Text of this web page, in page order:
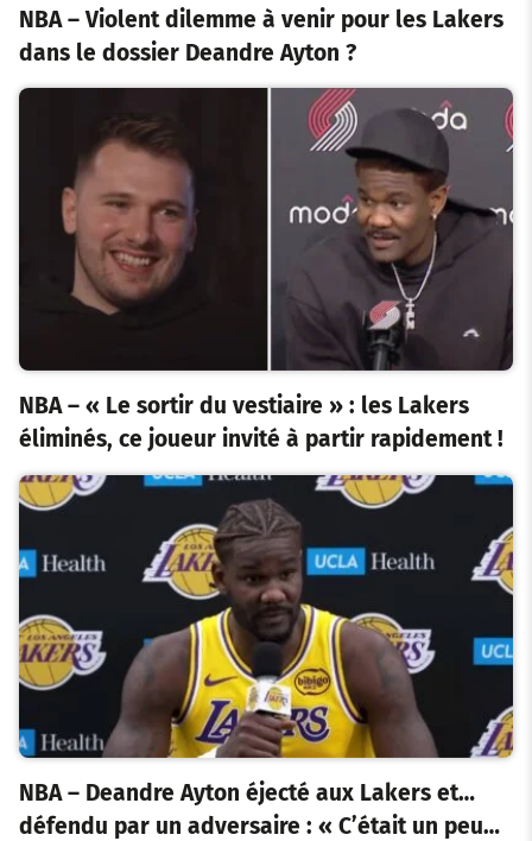
NBA – Violent dilemme à venir pour les Lakers
dans le dossier Deandre Ayton ?
NBA – « Le sortir du vestiaire » : les Lakers
éliminés, ce joueur invité à partir rapidement !
NBA – Deandre Ayton éjecté aux Lakers et…
défendu par un adversaire : « C’était un peu…